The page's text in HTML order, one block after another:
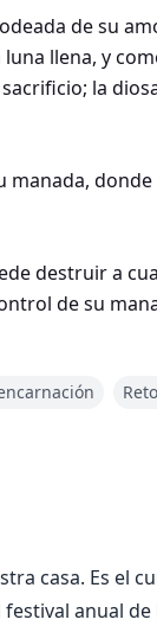
de su
llena, y
la
manada,
destruir a
de su
Él está
con los
casa. Es el
anual de